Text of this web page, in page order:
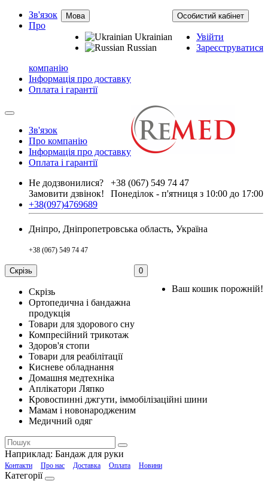
Особистий кабінет
Увійти
Зареєструватися
Мова
Ukrainian
Russian
Зв'язок
Про
компанію
Інформація про доставку
Оплата і гарантії
Зв'язок
Про компанію
Інформація про доставку
Оплата і гарантії
+38 (067) 549 74 47
Понеділок - п'ятниця з 10:00 до 17:00
Не додзвонилися?
Замовити дзвінок!
+38(097)4769689
Дніпро, Дніпропетровська область, Україна
+38 (067) 549 74 47
0
Ваш кошик порожній!
Скрізь
Скрізь
Ортопедична і бандажна
продукція
Товари для здорового сну
Компресійний трикотаж
Здоров'я стопи
Товари для реабілітації
Кисневе обладнання
Домашня медтехніка
Аплікатори Ляпко
Кровоспинні джгути, іммобілізаційні шини
Мамам і новонародженим
Медичний одяг
Наприклад: Бандаж для руки
Контакти Про нас Доставка Оплата Новини
Категорії